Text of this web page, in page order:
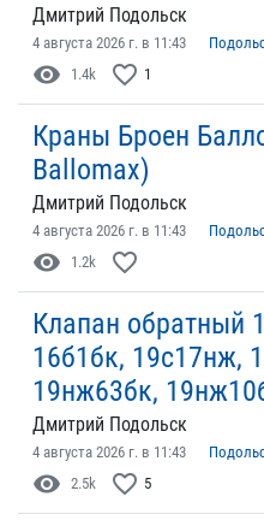
Дмитрий Подольск
4 августа 2026 г. в 11:43
visibility 1.4k favorite_border 1
Краны Броен
Ballomax)
Дмитрий Подольск
4 августа 2026 г. в 11:43
visibility 1.2k favorite_border
Клапан обратный
16б1бк, 19с17нж,
19нж63бк,
Дмитрий Подольск
4 августа 2026 г. в 11:43
visibility 2.5k favorite_border 5